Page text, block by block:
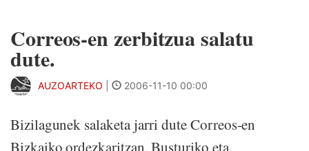
Correos-en zerbitzua salatu
dute.
AUZOARTEKO 2006-11-10 00:00
Bizilagunek salaketa jarri dute Correos-en
Bizkaiko ordezkaritzan. Busturiko eta